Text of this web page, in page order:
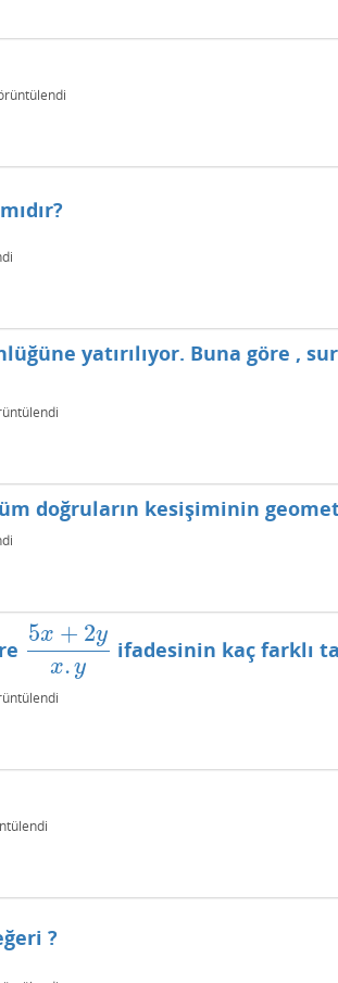
yatırılıyor. Buna göre ,
doğruların kesişiminin
5x + 2y
x. y
5x+2yx.y ifadesinin kaç farklı
?